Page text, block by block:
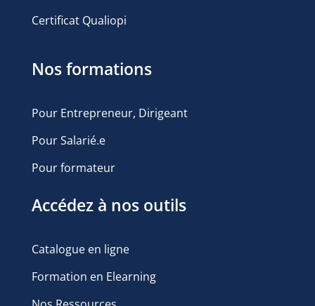
Témoignages clients
Certificat Qualiopi
Nos formations
Pour Entrepreneur, Dirigeant
Pour Salarié.e
Accédez à nos outils